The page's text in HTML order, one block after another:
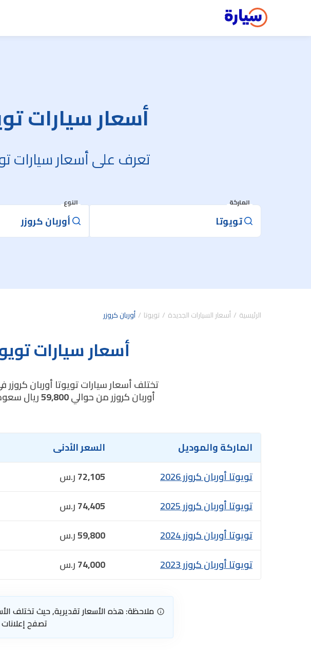
أسعار سيارات
تعرف على أسعار سيارات
الماركة النوع
الرئيسية أسعار السيارات الجديدة تويوتا أوربان كروزر
أسعار سيارات
تختلف أسعار سيارات تويوتا أوربان
أوربان كروزر من حوالي59,800ريال
الماركة والموديل السعر الأدنى
تويوتا أوربان كروزر 2026
72,105ر.س
تويوتا أوربان كروزر 2025
74,405ر.س
تويوتا أوربان كروزر 2024
59,800ر.س
تويوتا أوربان كروزر 2023
74,000ر.س
ملاحظة: هذه الأسعار تقديرية, حيث تختلف
تصفح